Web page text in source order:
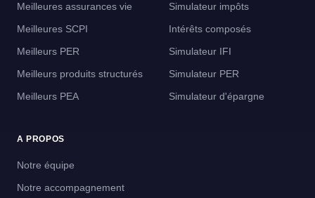
Meilleures assurances vie
Meilleures SCPI
Meilleurs PER
Meilleurs produits structurés
Meilleurs PEA
Simulateur impôts
Intérêts composés
Simulateur IFI
Simulateur PER
Simulateur d'épargne
A PROPOS
Notre équipe
Notre accompagnement